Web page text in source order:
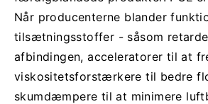
Når producenterne blander
tilsætningsstoffer - såsom
afbindingen, acceleratorer til at
viskositetsforstærkere til bedre
skumdæmpere til at minimere